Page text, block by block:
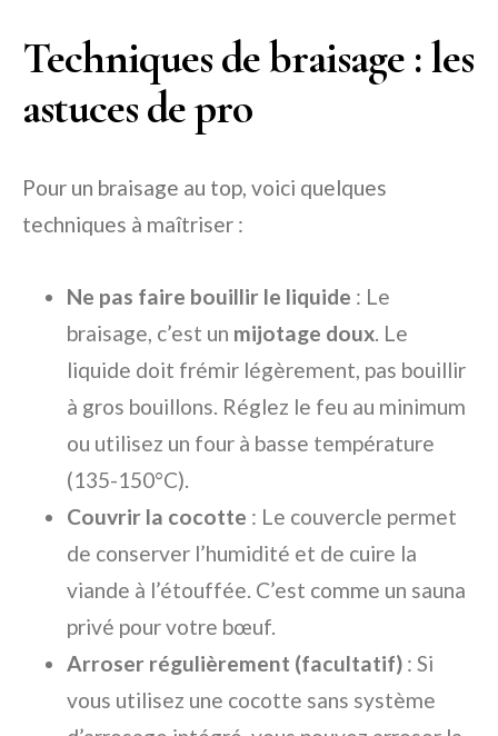
Techniques de braisage : les
astuces de pro
Pour un braisage au top, voici quelques
techniques à maîtriser :
Ne pas faire bouillir le liquide : Le
braisage, c’est un mijotage doux . Le
liquide doit frémir légèrement, pas bouillir
à gros bouillons. Réglez le feu au minimum
ou utilisez un four à basse température
(135-150°C).
Couvrir la cocotte : Le couvercle permet
de conserver l’humidité et de cuire la
viande à l’étouffée. C’est comme un sauna
privé pour votre bœuf.
Arroser régulièrement (facultatif) : Si
vous utilisez une cocotte sans système